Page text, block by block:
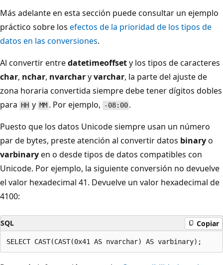
Más adelante en esta sección puede consultar un ejemplo
práctico sobre los efectos de la prioridad de los tipos de
datos en las conversiones.
Al convertir entredatetimeoffsety los tipos de caracteres
char, nchar, nvarcharyvarchar, la parte del ajuste de
zona horaria convertida siempre debe tener dígitos dobles
para HH yMM. Por ejemplo, -08:00 .
Puesto que los datos Unicode siempre usan un número
par de bytes, preste atención al convertir datos binaryo
varbinaryen o desde tipos de datos compatibles con
Unicode. Por ejemplo, la siguiente conversión no devuelve
el valor hexadecimal 41. Devuelve un valor hexadecimal de
4100:
SQL Copiar